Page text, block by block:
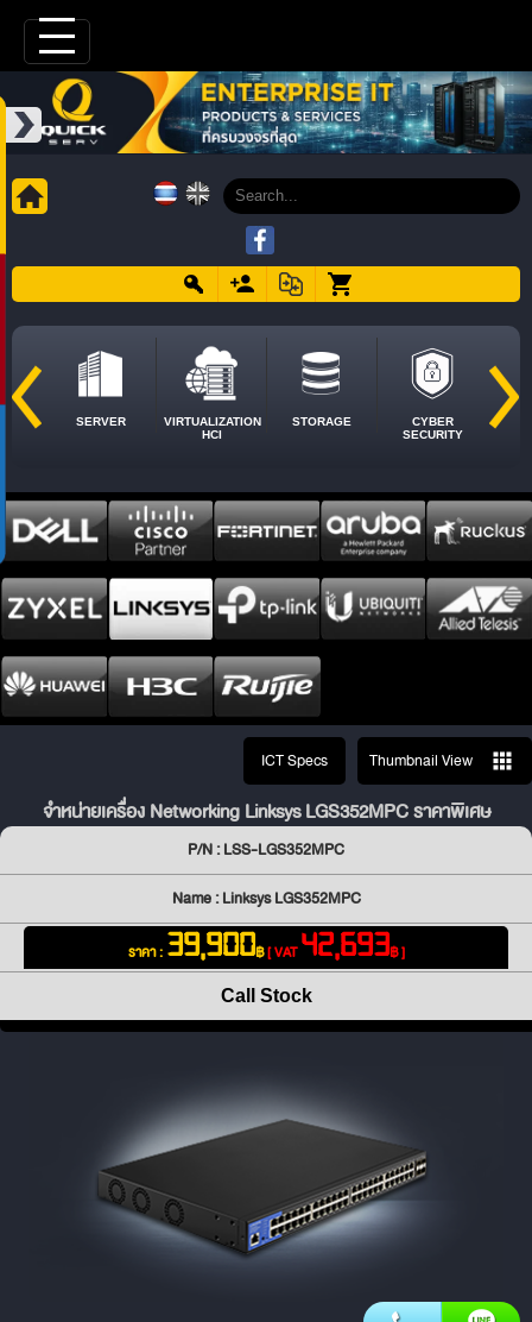
SERVER
VIRTUALIZATION
HCI
STORAGE
CYBER
SECURITY
ICT Specs Thumbnail View
จำหน่ายเครื่อง Networking Linksys LGS352MPC ราคาพิเศษ
P/N : LSS-LGS352MPC
Name : Linksys LGS352MPC
ราคา : 39,900฿[ VAT42,693฿ ]
Call Stock